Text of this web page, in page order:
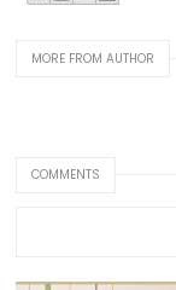
MORE FROM AUTHOR
COMMENTS